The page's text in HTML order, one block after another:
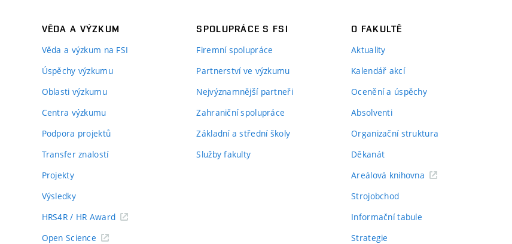
VĚDA A VÝZKUM
Věda a výzkum na FSI
Úspěchy výzkumu
Oblasti výzkumu
Centra výzkumu
Podpora projektů
Transfer znalostí
Projekty
Výsledky
HRS4R / HR Award
Open Science
SPOLUPRÁCE S FSI
Firemní spolupráce
Partnerství ve výzkumu
Nejvýznamnější partneři
Zahraniční spolupráce
Základní a střední školy
Služby fakulty
O FAKULTĚ
Aktuality
Kalendář akcí
Ocenění a úspěchy
Absolventi
Organizační struktura
Děkanát
Areálová knihovna
Strojobchod
Informační tabule
Strategie